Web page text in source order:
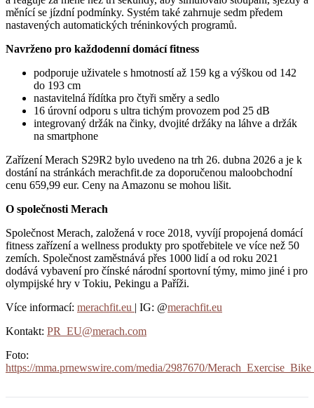
měnící se jízdní podmínky. Systém také zahrnuje sedm předem
nastavených automatických tréninkových programů.
Navrženo pro každodenní domácí fitness
podporuje uživatele s hmotností až 159 kg a výškou od 142
do 193 cm
nastavitelná řídítka pro čtyři směry a sedlo
16 úrovní odporu s ultra tichým provozem pod 25 dB
integrovaný držák na činky, dvojité držáky na láhve a držák
na smartphone
Zařízení Merach S29R2 bylo uvedeno na trh 26. dubna 2026 a je k
dostání na stránkách merachfit.de za doporučenou maloobchodní
cenu 659,99 eur. Ceny na Amazonu se mohou lišit.
O společnosti Merach
Společnost Merach, založená v roce 2018, vyvíjí propojená domácí
fitness zařízení a wellness produkty pro spotřebitele ve více než 50
zemích. Společnost zaměstnává přes 1000 lidí a od roku 2021
dodává vybavení pro čínské národní sportovní týmy, mimo jiné i pro
olympijské hry v Tokiu, Pekingu a Paříži.
Více informací: merachfit.eu | IG: @merachfit.eu
Kontakt: PR_EU@merach.com
Foto:
https://mma.prnewswire.com/media/2987670/